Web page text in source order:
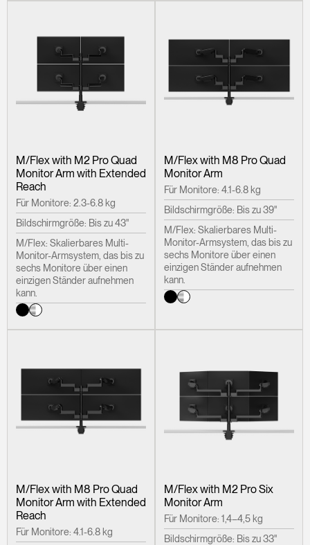
M/Flex with M2 Pro Quad
Monitor Arm with Extended
Reach
Für Monitore: 2.3-6.8 kg
Bildschirmgröße: Bis zu 43"
M/Flex: Skalierbares Multi-
Monitor-Armsystem, das bis zu
sechs Monitore über einen
einzigen Ständer aufnehmen
kann.
M/Flex with M8 Pro Quad
Monitor Arm
Für Monitore: 4.1-6.8 kg
Bildschirmgröße: Bis zu 39"
M/Flex: Skalierbares Multi-
Monitor-Armsystem, das bis zu
sechs Monitore über einen
einzigen Ständer aufnehmen
kann.
M/Flex with M8 Pro Quad
Monitor Arm with Extended
Reach
Für Monitore: 4.1-6.8 kg
M/Flex with M2 Pro Six
Monitor Arm
Für Monitore: 1,4–4,5 kg
Bildschirmgröße: Bis zu 33"